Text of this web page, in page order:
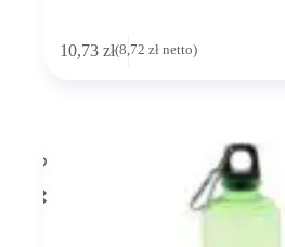
10,73zł(8,72zł netto)